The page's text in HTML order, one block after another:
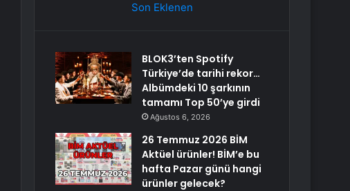
Son Eklenen
BLOK3’ten Spotify
Türkiye’de tarihi rekor…
Albümdeki 10 şarkının
tamamı Top 50’ye girdi
Ağustos 6, 2026
26 Temmuz 2026 BİM
Aktüel ürünler! BİM’e bu
hafta Pazar günü hangi
ürünler gelecek?